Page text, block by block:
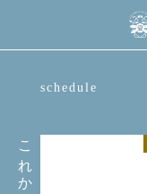
schedule